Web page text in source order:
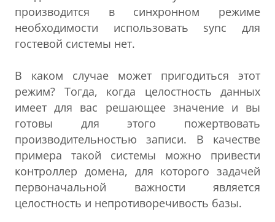
производится в синхронном режиме
необходимости использовать sync для
гостевой системы нет.
В каком случае может пригодиться этот
режим? Тогда, когда целостность данных
имеет для вас решающее значение и вы
готовы для этого пожертвовать
производительностью записи. В качестве
примера такой системы можно привести
контроллер домена, для которого задачей
первоначальной важности является
целостность и непротиворечивость базы.